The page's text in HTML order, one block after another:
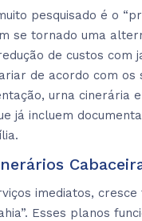
pesquisado é o
se tornado uma
de custos com
de acordo com os
urna cinerária
já incluem
imediatos,
Esses planos